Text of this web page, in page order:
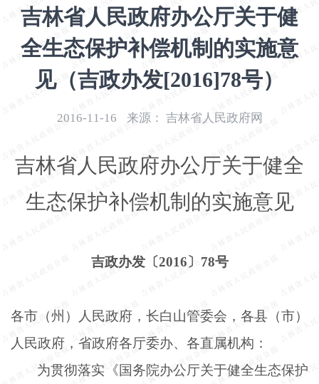
吉林省人民政府办公厅关于健
全生态保护补偿机制的实施意
见（吉政办发[2016]78号）
2016-11-16 来源： 吉林省人民政府网
吉林省人民政府办公厅关于健全
生态保护补偿机制的实施意见
吉政办发〔2016〕78号
各市（州）人民政府，长白山管委会，各县（市）
人民政府，省政府各厅委办、各直属机构：
为贯彻落实《国务院办公厅关于健全生态保护